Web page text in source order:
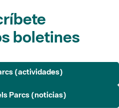
boletines
(actividades)
Parcs (noticias)